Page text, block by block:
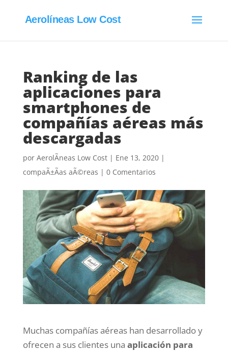
Aerolíneas Low Cost
Ranking de las
aplicaciones para
smartphones de
compañías aéreas más
descargadas
por AerolÃ­neas Low Cost| Ene 13, 2020|
compaÃ±Ã­as aÃ©reas | 0 Comentarios
Muchas compañías aéreas han desarrollado y
ofrecen a sus clientes una aplicación para